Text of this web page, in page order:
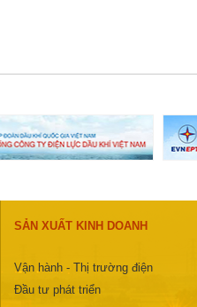
SẢN XUẤT KINH DOANH
Vận hành - Thị trường điện
Đầu tư phát triển